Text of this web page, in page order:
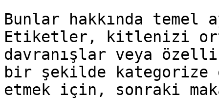
Bunlar hakkında
Etiketler, kitlenizi
davranışlar veya
bir şekilde kategorize
etmek için, sonraki